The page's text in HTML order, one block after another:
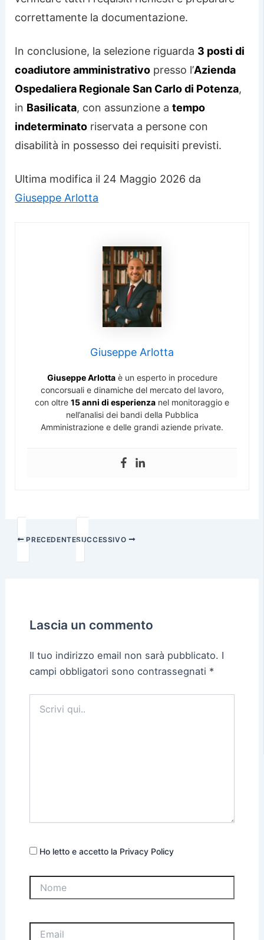
correttamente la documentazione.
In conclusione, la selezione riguarda 3 posti di
coadiutore amministrativo presso l’Azienda
Ospedaliera Regionale San Carlo di Potenza,
in Basilicata, con assunzione atempo
indeterminato riservata a persone con
disabilità in possesso dei requisiti previsti.
Ultima modifica il 24 Maggio 2026 da
Giuseppe Arlotta
Giuseppe Arlotta
Giuseppe Arlottaè un esperto in procedure
concorsuali e dinamiche del mercato del lavoro,
con oltre 15 anni di esperienza nel monitoraggio e
nell’analisi dei bandi della Pubblica
Amministrazione e delle grandi aziende private.
PRECEDENTESUCCESSIVO
Lascia un commento
Il tuo indirizzo email non sarà pubblicato. I
campi obbligatori sono contrassegnati *
qui..
Ho letto e accetto la Privacy Policy